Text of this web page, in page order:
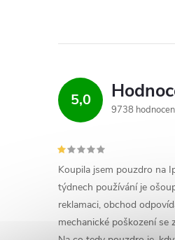
i
s
u5,0
9738
Koupila jsem pouzdro na
týdnech používání je
reklamaci, obchod
mechanické poškození se